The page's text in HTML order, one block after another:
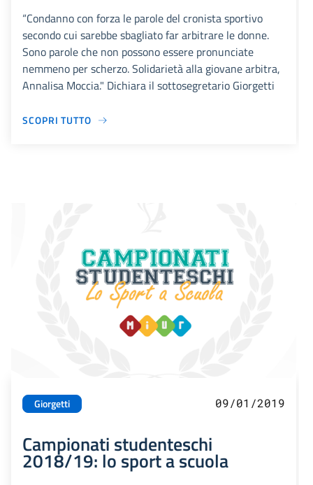
“Condanno con forza le parole del cronista sportivo
secondo cui sarebbe sbagliato far arbitrare le donne.
Sono parole che non possono essere pronunciate
nemmeno per scherzo. Solidarietà alla giovane arbitra,
Annalisa Moccia." Dichiara il sottosegretario Giorgetti
SCOPRI TUTTO
Giorgetti 09/01/2019
Campionati studenteschi
2018/19: lo sport a scuola